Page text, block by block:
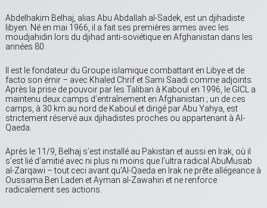
Abdelhakim Belhaj, alias Abu Abdallah al-Sadek, est un djihadiste
libyen. Né en mai 1966, il a fait ses premières armes avec les
moudjahidin lors du djihad anti-soviétique en Afghanistan dans les
années 80.
Il est le fondateur du Groupe islamique combattant en Libye et de
facto son émir – avec Khaled Chrif et Sami Saadi comme adjoints.
Après la prise de pouvoir par les Taliban à Kaboul en 1996, le GICL a
maintenu deux camps d’entraînement en Afghanistan ; un de ces
camps, à 30 km au nord de Kaboul et dirigé par Abu Yahya, est
strictement réservé aux djihadistes proches ou appartenant à Al-
Qaeda.
Après le 11/9, Belhaj s’est installé au Pakistan et aussi en Irak, où il
s’est lié d’amitié avec ni plus ni moins que l’ultra radical AbuMusab
al-Zarqawi – tout ceci avant qu’Al-Qaeda en Irak ne prête allégeance à
Oussama Ben Laden et Ayman al-Zawahiri et ne renforce
radicalement ses actions.